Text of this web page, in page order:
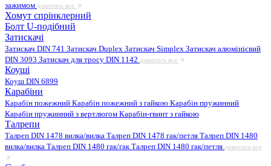
зажимом дивитись все
Хомут спрінклерний
Болт U-подібний
Затискачі
Затискач DIN 741 Затискач Duplex Затискач Simplex Затискач алюмінієвий
DIN 3093 Затискач для тросу DIN 1142 дивитись все
Коуші
Коуш DIN 6899
Карабіни
Карабін пожежний Карабін пожежний з гайкою Карабін пружинний
Карабін пружинний з вертлюгом Карабін-гвинт з гайкою
Талрепи
Талреп DIN 1478 вилка/вилка Талреп DIN 1478 гак/петля Талреп DIN 1480
вилка/вилка Талреп DIN 1480 гак/гакТалреп DIN 1480 гак/петля дивитись все